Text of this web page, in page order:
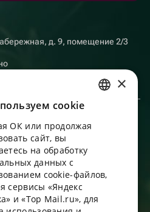
д. 9, помещение 2/3
в области информационных
“Интернет” по размещению
о реализации товаров.
ENGLISH
UKRAINIAN
PORTUGUESE
×
сookie
ОК или продолжая
сайт, вы
на обработку
данных с
cookie-файлов,
сервисы «Яндекс
и «Top Mail.ru», для